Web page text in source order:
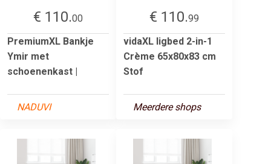
€ 110.00
PremiumXL Bankje
Ymir met
schoenenkast |
NADUVI
€ 110.99
vidaXL ligbed 2-in-1
Crème 65x80x83 cm
Stof
Meerdere shops